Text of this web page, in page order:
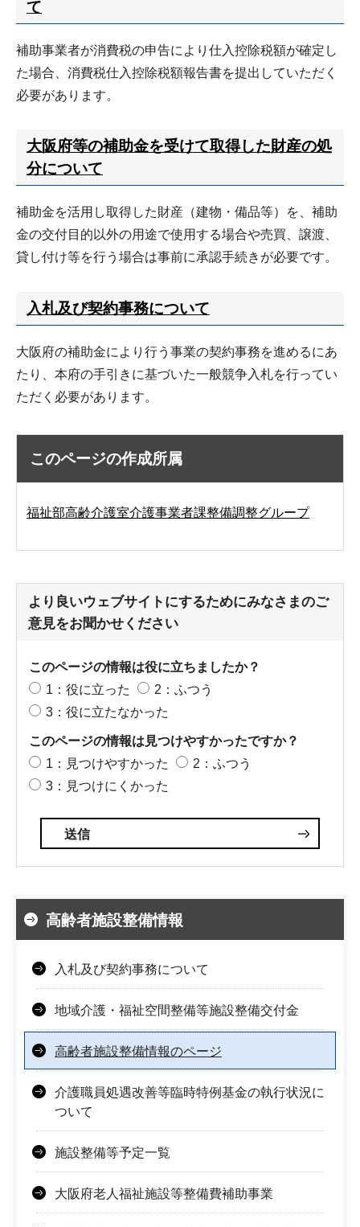
て
補助事業者が消費税の申告により仕入控除税額が確定し
た場合、消費税仕入控除税額報告書を提出していただく
必要があります。
大阪府等の補助金を受けて取得した財産の処
分について
補助金を活用し取得した財産（建物・備品等）を、補助
金の交付目的以外の用途で使用する場合や売買、譲渡、
貸し付け等を行う場合は事前に承認手続きが必要です。
入札及び契約事務について
大阪府の補助金により行う事業の契約事務を進めるにあ
たり、本府の手引きに基づいた一般競争入札を行ってい
ただく必要があります。
このページの作成所属
福祉部高齢介護室介護事業者課整備調整グループ
より良いウェブサイトにするためにみなさまのご
意見をお聞かせください
このページの情報は役に立ちましたか？
1：役に立った
2：ふつう
3：役に立たなかった
このページの情報は見つけやすかったですか？
1：見つけやすかった
2：ふつう
3：見つけにくかった
高齢者施設整備情報
入札及び契約事務について
地域介護・福祉空間整備等施設整備交付金
高齢者施設整備情報のページ
介護職員処遇改善等臨時特例基金の執行状況に
ついて
施設整備等予定一覧
大阪府老人福祉施設等整備費補助事業